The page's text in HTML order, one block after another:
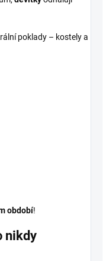
poklady – kostely a
období!
nikdy